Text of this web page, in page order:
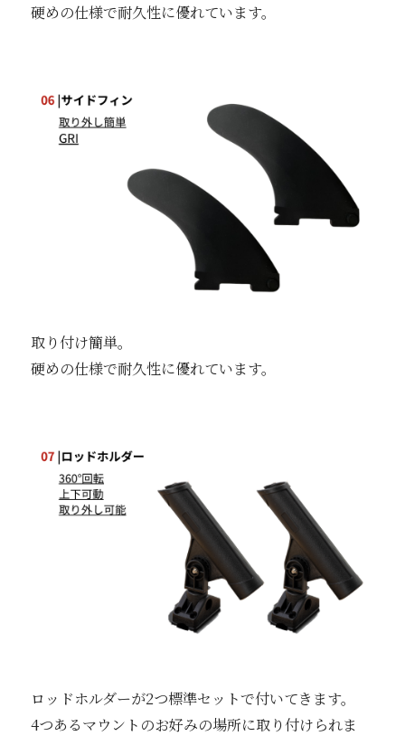
硬めの仕様で耐久性に優れています。
取り付け簡単。
硬めの仕様で耐久性に優れています。
ロッドホルダーが2つ標準セットで付いてきます。
4つあるマウントのお好みの場所に取り付けられま